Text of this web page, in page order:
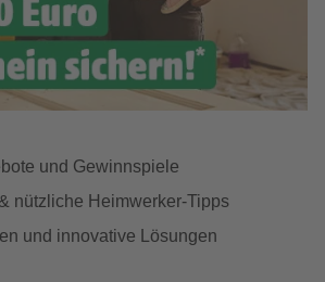
und Gewinnspiele
nützliche Heimwerker-Tipps
und innovative Lösungen